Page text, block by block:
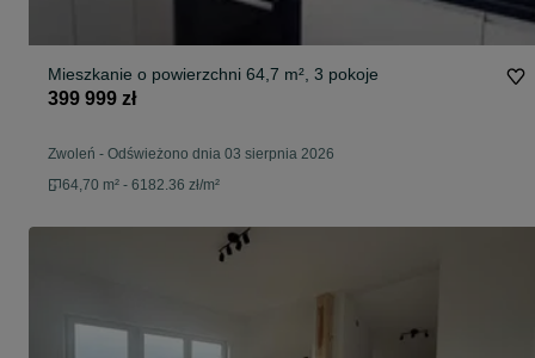
Mieszkanie o powierzchni 64,7 m², 3 pokoje
399 999 zł
Zwoleń - Odświeżono dnia 03 sierpnia 2026
64,70 m² - 6182.36 zł/m²